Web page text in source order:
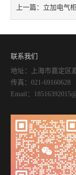
上一篇： 立加电气
配置
联系我们
地址：上海市嘉定区
传真：021-69160628
Email：